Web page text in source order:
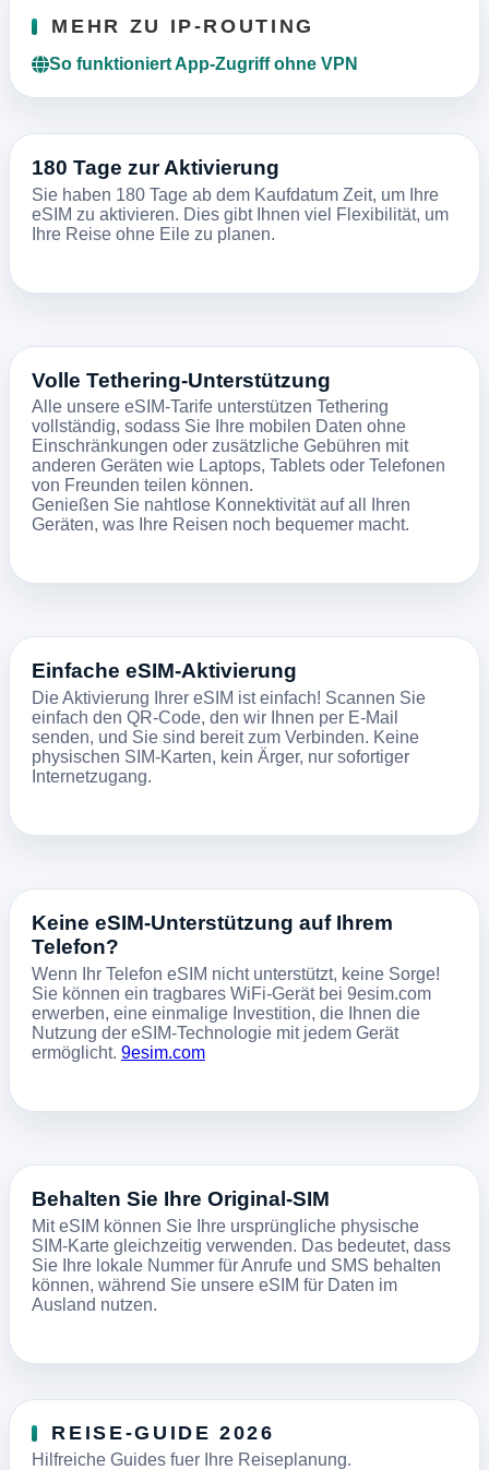
MEHR ZU IP-ROUTING
So funktioniert App-Zugriff ohne VPN
180 Tage zur Aktivierung
Sie haben 180 Tage ab dem Kaufdatum Zeit, um Ihre
eSIM zu aktivieren. Dies gibt Ihnen viel Flexibilität, um
Ihre Reise ohne Eile zu planen.
Volle Tethering-Unterstützung
Alle unsere eSIM-Tarife unterstützen Tethering
vollständig, sodass Sie Ihre mobilen Daten ohne
Einschränkungen oder zusätzliche Gebühren mit
anderen Geräten wie Laptops, Tablets oder Telefonen
von Freunden teilen können.
Genießen Sie nahtlose Konnektivität auf all Ihren
Geräten, was Ihre Reisen noch bequemer macht.
Einfache eSIM-Aktivierung
Die Aktivierung Ihrer eSIM ist einfach! Scannen Sie
einfach den QR-Code, den wir Ihnen per E-Mail
senden, und Sie sind bereit zum Verbinden. Keine
physischen SIM-Karten, kein Ärger, nur sofortiger
Internetzugang.
Keine eSIM-Unterstützung auf Ihrem
Telefon?
Wenn Ihr Telefon eSIM nicht unterstützt, keine Sorge!
Sie können ein tragbares WiFi-Gerät bei 9esim.com
erwerben, eine einmalige Investition, die Ihnen die
Nutzung der eSIM-Technologie mit jedem Gerät
ermöglicht. 9esim.com
Behalten Sie Ihre Original-SIM
Mit eSIM können Sie Ihre ursprüngliche physische
SIM-Karte gleichzeitig verwenden. Das bedeutet, dass
Sie Ihre lokale Nummer für Anrufe und SMS behalten
können, während Sie unsere eSIM für Daten im
Ausland nutzen.
REISE-GUIDE 2026
Hilfreiche Guides fuer Ihre Reiseplanung.